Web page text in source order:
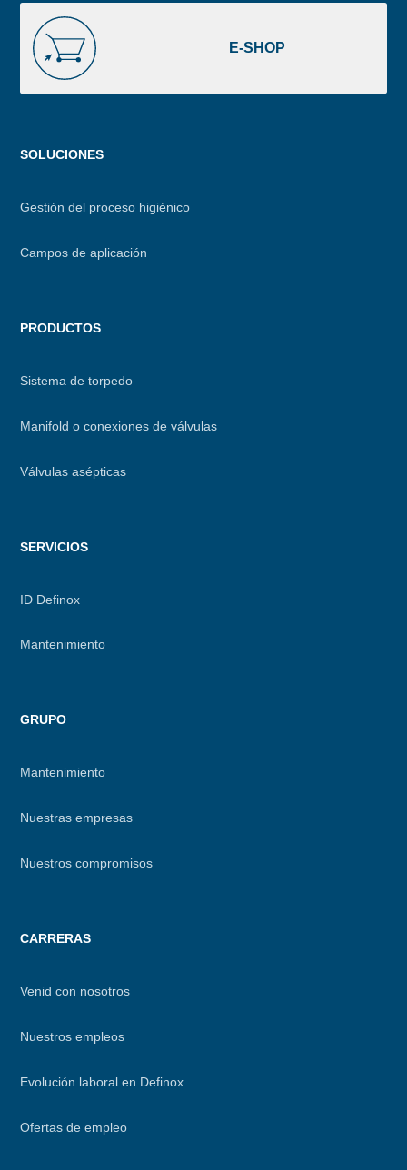
E-SHOP
SHOP
Menu
SOLUCIONES
Gestión del proceso higiénico
Campos de aplicación
PRODUCTOS
Sistema de torpedo
Manifold o conexiones de válvulas
Válvulas asépticas
SERVICIOS
ID Definox
Mantenimiento
GRUPO
Mantenimiento
Nuestras empresas
Nuestros compromisos
CARRERAS
Venid con nosotros
Nuestros empleos
Evolución laboral en Definox
Ofertas de empleo